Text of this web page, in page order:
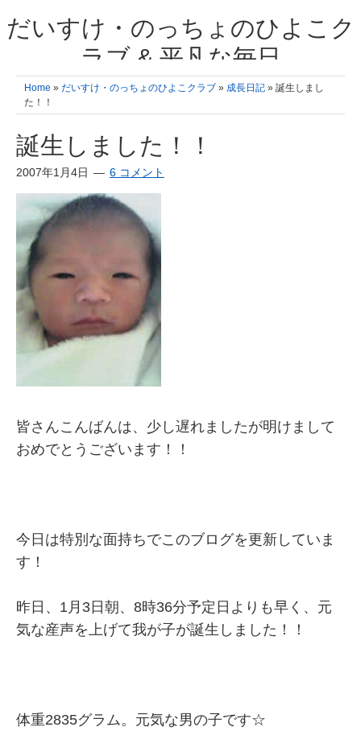
だいすけ・のっちょのひよこク
ラブ & 平凡な毎日
我が家の3人のひよこ成長日記と雑記 何十年後かに、大きくなったひよ
こ達とこの成長記を読み返すことを夢見て。& 3児ママの平凡日記 日々
の楽しいこと、便利グッズの紹介
Home » だいすけ・のっちょのひよこクラブ » 成長日記 » 誕生しまし
た！！
誕生しました！！
2007年1月4日 6 コメント
皆さんこんばんは、少し遅れましたが明けまして
おめでとうございます！！
今日は特別な面持ちでこのブログを更新していま
す！
昨日、1月3日朝、8時36分予定日よりも早く、元
気な産声を上げて我が子が誕生しました！！
体重2835グラム。元気な男の子です☆